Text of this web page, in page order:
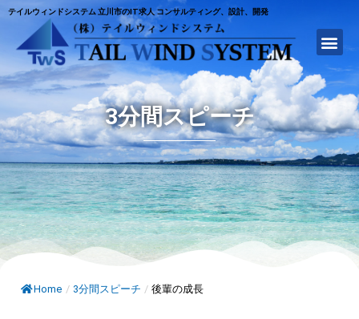
テイルウィンドシステム 立川市のIT求人 コンサルティング、設計、開発
3分間スピーチ
Home / 3分間スピーチ / 後輩の成長